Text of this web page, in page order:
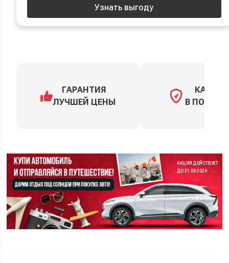
Узнать выгоду
ГАРАНТИЯ
ЛУЧШЕЙ ЦЕНЫ
КАСКО
В
АКЦИЯ ДЕЙСТВУЕТ
ДО 21.08.2026